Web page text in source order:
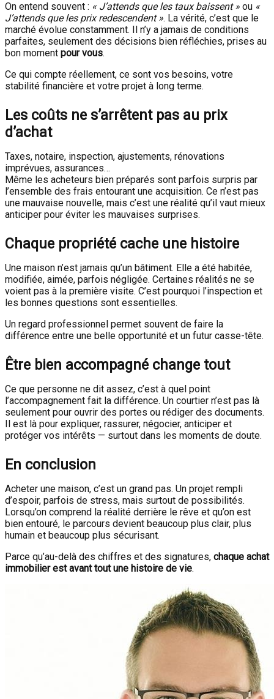
On entend souvent : « J’attends que les taux baissent » ou «
J’attends que les prix redescendent ». La vérité, c’est que le
marché évolue constamment. Il n’y a jamais de conditions
parfaites, seulement des décisions bien réfléchies, prises au
bon moment pour vous.
Ce qui compte réellement, ce sont vos besoins, votre
stabilité financière et votre projet à long terme.
Les coûts ne s’arrêtent pas au prix
d’achat
Taxes, notaire, inspection, ajustements, rénovations
imprévues, assurances…
Même les acheteurs bien préparés sont parfois surpris par
l’ensemble des frais entourant une acquisition. Ce n’est pas
une mauvaise nouvelle, mais c’est une réalité qu’il vaut mieux
anticiper pour éviter les mauvaises surprises.
Chaque propriété cache une histoire
Une maison n’est jamais qu’un bâtiment. Elle a été habitée,
modifiée, aimée, parfois négligée. Certaines réalités ne se
voient pas à la première visite. C’est pourquoi l’inspection et
les bonnes questions sont essentielles.
Un regard professionnel permet souvent de faire la
différence entre une belle opportunité et un futur casse-tête.
Être bien accompagné change tout
Ce que personne ne dit assez, c’est à quel point
l’accompagnement fait la différence. Un courtier n’est pas là
seulement pour ouvrir des portes ou rédiger des documents.
Il est là pour expliquer, rassurer, négocier, anticiper et
protéger vos intérêts — surtout dans les moments de doute.
En conclusion
Acheter une maison, c’est un grand pas. Un projet rempli
d’espoir, parfois de stress, mais surtout de possibilités.
Lorsqu’on comprend la réalité derrière le rêve et qu’on est
bien entouré, le parcours devient beaucoup plus clair, plus
humain et beaucoup plus sécurisant.
Parce qu’au-delà des chiffres et des signatures, chaque achat
immobilier est avant tout une histoire de vie.